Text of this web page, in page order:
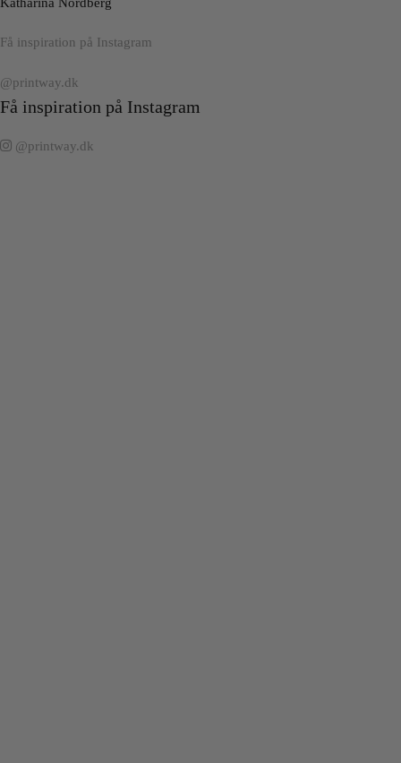
Få inspiration på Instagram
@printway.dk
Få inspiration på Instagram
@printway.dk